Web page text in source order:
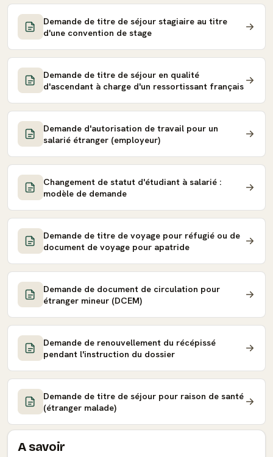
Demande de titre de séjour stagiaire au titre
d'une convention de stage
Demande de titre de séjour en qualité
d'ascendant à charge d'un ressortissant français
Demande d'autorisation de travail pour un
salarié étranger (employeur)
Changement de statut d'étudiant à salarié :
modèle de demande
Demande de titre de voyage pour réfugié ou de
document de voyage pour apatride
Demande de document de circulation pour
étranger mineur (DCEM)
Demande de renouvellement du récépissé
pendant l'instruction du dossier
Demande de titre de séjour pour raison de santé
(étranger malade)
A savoir